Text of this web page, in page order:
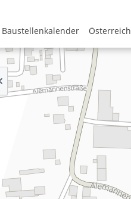
Baustellenkalender Österreich